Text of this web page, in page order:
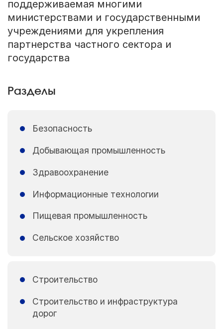
поддерживаемая многими
министерствами и государственными
учреждениями для укрепления
партнерства частного сектора и
государства
Разделы
Безопасность
Добывающая промышленность
Здравоохранение
Информационные технологии
Пищевая промышленность
Сельское хозяйство
Строительство
Строительство и инфраструктура
дорог